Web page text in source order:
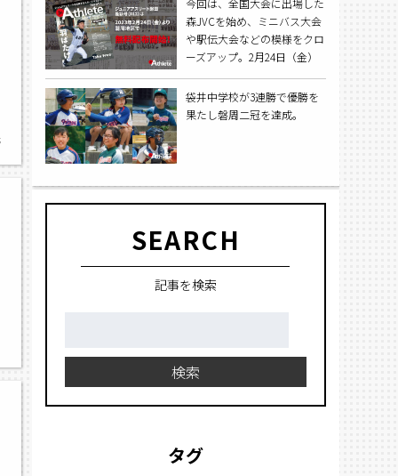
森JVCを始め、ミニバス大会
や駅伝大会などの模様をクロ
ーズアップ。2月24日（金）
袋井中学校が3連勝で優勝を
果たし磐周二冠を達成。
SEARCH
記事を検索
検索
タグ